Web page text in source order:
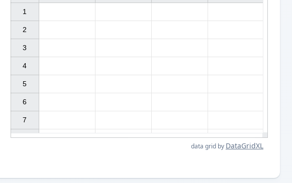
1
2
3
4
5
6
7
data grid by DataGridXL